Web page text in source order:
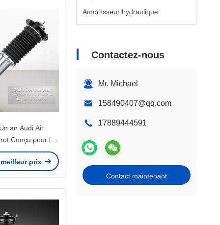
Amortisseur hydraulique
Contactez-nous
Mr. Michael
158490407@qq.com
17889444591
Contact maintenant
an Audi Air
Conçu pour les
offrant un soutien
et une
prix